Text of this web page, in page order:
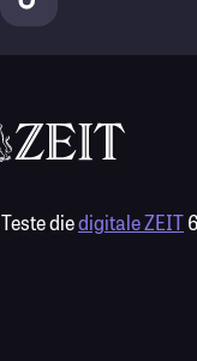
Teste diedigitale ZEIT